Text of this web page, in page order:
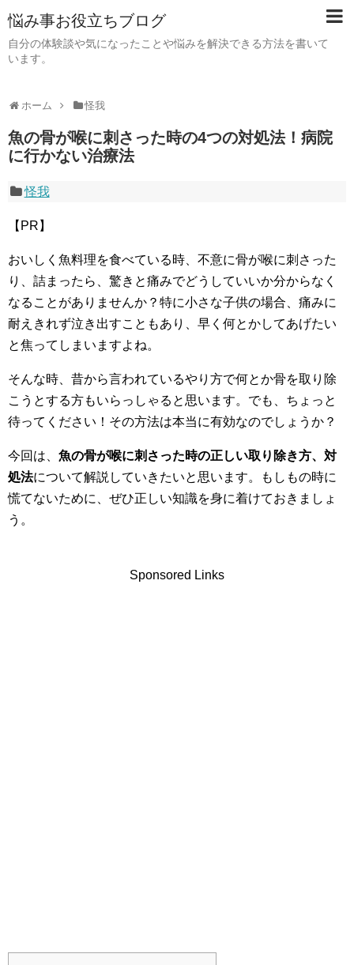
悩み事お役立ちブログ
自分の体験談や気になったことや悩みを解決できる方法を書いて
います。
ホーム 怪我
魚の骨が喉に刺さった時の4つの対処法！病院
に行かない治療法
怪我
【PR】
おいしく魚料理を食べている時、不意に骨が喉に刺さった
り、詰まったら、驚きと痛みでどうしていいか分からなく
なることがありませんか？特に小さな子供の場合、痛みに
耐えきれず泣き出すこともあり、早く何とかしてあげたい
と焦ってしまいますよね。
そんな時、昔から言われているやり方で何とか骨を取り除
こうとする方もいらっしゃると思います。でも、ちょっと
待ってください！その方法は本当に有効なのでしょうか？
今回は、 魚の骨が喉に刺さった時の正しい取り除き方、対
処法について解説していきたいと思います。もしもの時に
慌てないために、ぜひ正しい知識を身に着けておきましょ
う。
Sponsored Links